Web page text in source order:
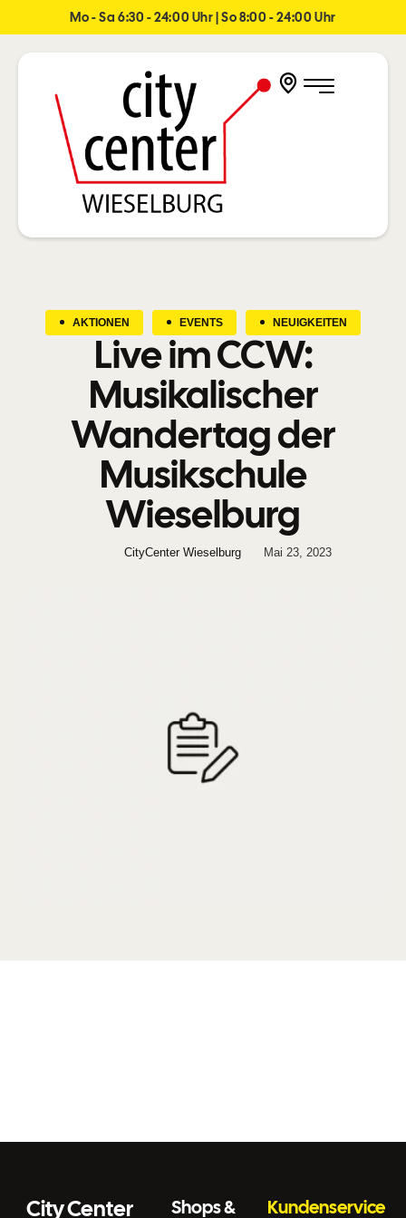
Mo - Sa 6:30 - 24:00 Uhr | So 8:00 - 24:00 Uhr
AKTIONEN EVENTS NEUIGKEITEN
Live im CCW:
Musikalischer
Wandertag der
Musikschule
Wieselburg
CityCenter Wieselburg Mai 23, 2023
City Center
Shops &
Kundenservice